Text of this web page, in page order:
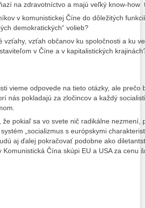
na zdravotníctvo a majú veľký know-how
v komunistickej Číne do dôležitých
demokratických“ volieb?
vzťahy, vzťah občanov ku spoločnosti a ku
v Číne a v kapitalistických
vieme odpovede na tieto otázky, ale prečo
nás pokladajú za zločincov a každý
že pokiaľ sa vo svete nič radikálne nezmení,
„socializmus s európskymi
aj ďalej pokračovať podobne ako
Komunistická Čína skúpi EU a USA za cenu